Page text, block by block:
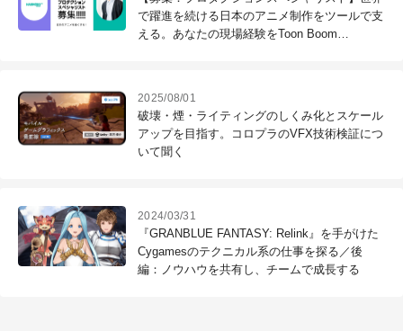
で躍進を続ける日本のアニメ制作をツールで支
える。あなたの現場経験をToon Boom
2025/08/01
破壊・煙・ライティングのしくみ化とスケール
アップを目指す。コロプラのVFX技術検証につ
いて聞く
2024/03/31
『GRANBLUE FANTASY: Relink』を手がけた
Cygamesのテクニカル系の仕事を探る／後
編：ノウハウを共有し、チームで成長する